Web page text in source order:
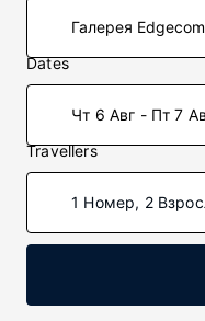
Dates
Чт 6 Авг - Пт 7
Travellers
1 Номер, 2